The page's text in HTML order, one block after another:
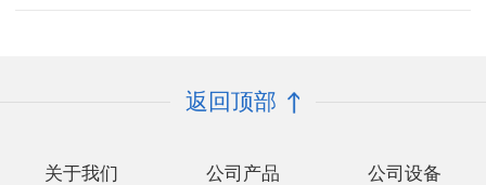
返回顶部
关于我们 公司产品 公司设备